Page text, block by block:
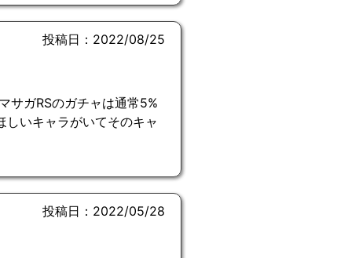
投稿日：2022/08/25
サガRSのガチャは通常5%
しいキャラがいてそのキャ
投稿日：2022/05/28